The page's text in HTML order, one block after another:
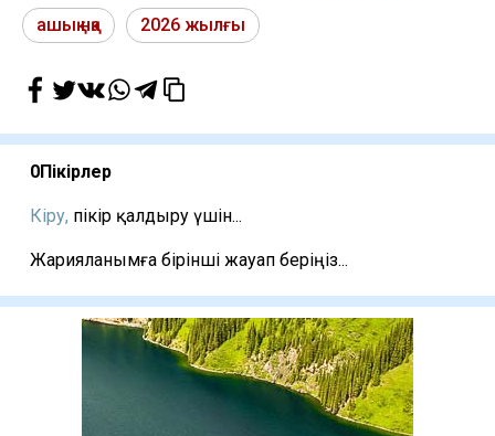
ашық нқа 2026 жылғы
0Пікірлер
Кіру, пікір қалдыру үшін...
Жарияланымға бірінші жауап беріңіз...